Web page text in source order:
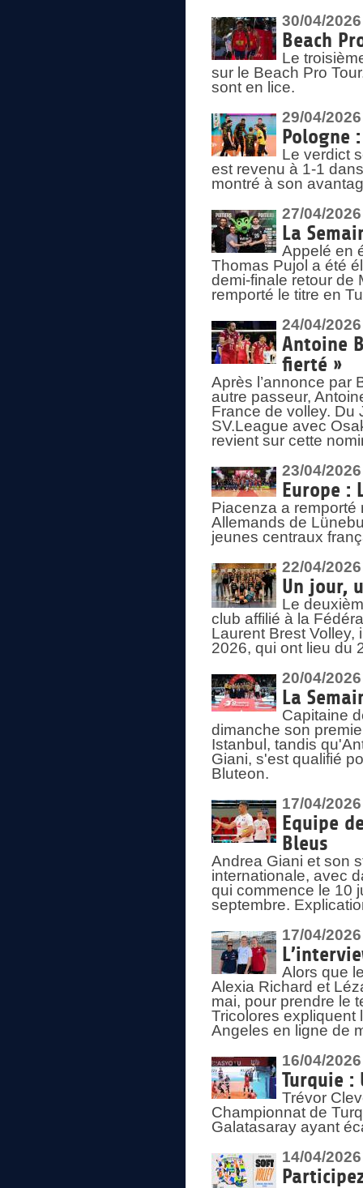
30/04/2026
Beach
Le
sur le Beach Pro
sont en lice.
29/04/2026
Pologne
Le verdict
est revenu à 1-1
montré à son
27/04/2026
La
Appelé en
Thomas Pujol a été
demi-finale retour de
remporté le titre en
24/04/2026
Antoine
fierté »
Après l’annonce par
autre passeur,
France de volley. Du
SV.League avec
revient sur cette
23/04/2026
Europe :
Piacenza a remporté
Allemands de
jeunes centraux
22/04/2026
Un jour,
Le
club affilié à la
Laurent Brest Volley,
2026, qui ont lieu du
20/04/2026
La
Capitaine
dimanche son
Istanbul, tandis
Giani, s'est qualifié
Bluteon.
17/04/2026
Equipe
Bleus
Andrea Giani et son
internationale, avec
qui commence le 10
septembre.
17/04/2026
Alors que
Alexia Richard et
mai, pour prendre le
Tricolores expliquent
Angeles en ligne de
16/04/2026
Turquie :
Trévor
Championnat de
Galatasaray ayant
14/04/2026